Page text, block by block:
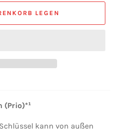
LEGEN
(Prio)*¹
kann von außen